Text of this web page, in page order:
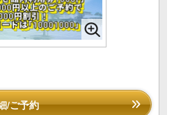
/ご予約